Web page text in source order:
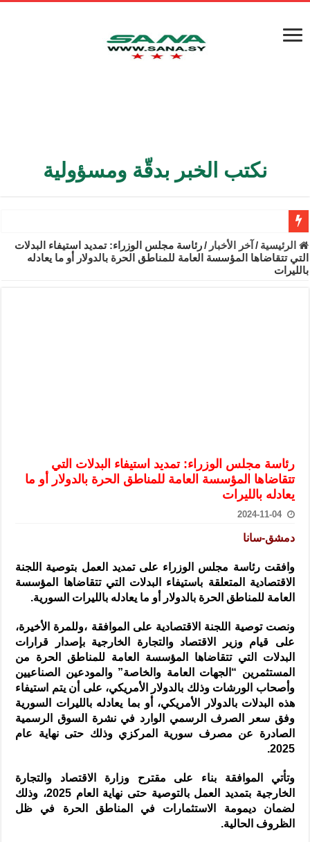
نكتب الخبر بدقّة ومسؤولية
الأمن الداخلي يعثر على مقبرة جماعية في ريف اللاذقية تضم 9 جثامين
الوزير الشيباني يبحث في باريس تعزيز الاستقرار في سوريا
سوريا تبحث مع الإيسيسكو التعاون في البحث العلمي وحماية التراث
الرئيسية / آخر الأخبار /رئاسة مجلس الوزراء: تمديد استيفاء البدلات
التي تتقاضاها المؤسسة العامة للمناطق الحرة بالدولار أو ما يعادله
بالليرات
رئاسة مجلس الوزراء: تمديد استيفاء البدلات التي
تتقاضاها المؤسسة العامة للمناطق الحرة بالدولار أو ما
يعادله بالليرات
2024-11-04
دمشق-سانا
وافقت رئاسة مجلس الوزراء على تمديد العمل بتوصية اللجنة
الاقتصادية المتعلقة باستيفاء البدلات التي تتقاضاها المؤسسة
العامة للمناطق الحرة بالدولار أو ما يعادله بالليرات السورية.
ونصت توصية اللجنة الاقتصادية على الموافقة ،وللمرة الأخيرة،
على قيام وزير الاقتصاد والتجارة الخارجية بإصدار قرارات
البدلات التي تتقاضاها المؤسسة العامة للمناطق الحرة من
المستثمرين “الجهات العامة والخاصة” والمودعين الصناعيين
وأصحاب الورشات وذلك بالدولار الأمريكي، على أن يتم استيفاء
هذه البدلات بالدولار الأمريكي، أو بما يعادله بالليرات السورية
وفق سعر الصرف الرسمي الوارد في نشرة السوق الرسمية
الصادرة عن مصرف سورية المركزي وذلك حتى نهاية عام
2025.
وتأتي الموافقة بناء على مقترح وزارة الاقتصاد والتجارة
الخارجية بتمديد العمل بالتوصية حتى نهاية العام 2025، وذلك
لضمان ديمومة الاستثمارات في المناطق الحرة في ظل
الظروف الحالية.